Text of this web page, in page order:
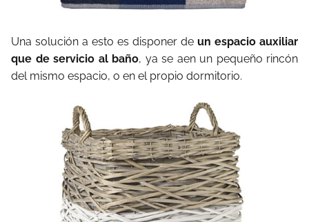
Una solución a esto es disponer de un espacio auxiliar
que de servicio al baño, ya se aen un pequeño rincón
del mismo espacio, o en el propio dormitorio.